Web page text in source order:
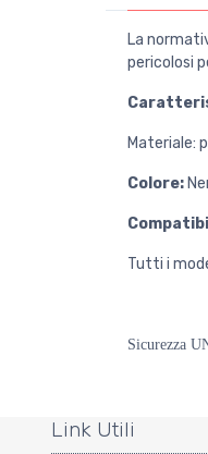
La
pericolosi
Materiale:
Colore:
Tutti i
Sicurezza
Link Utili